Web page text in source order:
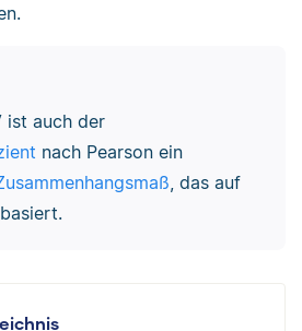
ist auch der
nach Pearson ein
, das auf